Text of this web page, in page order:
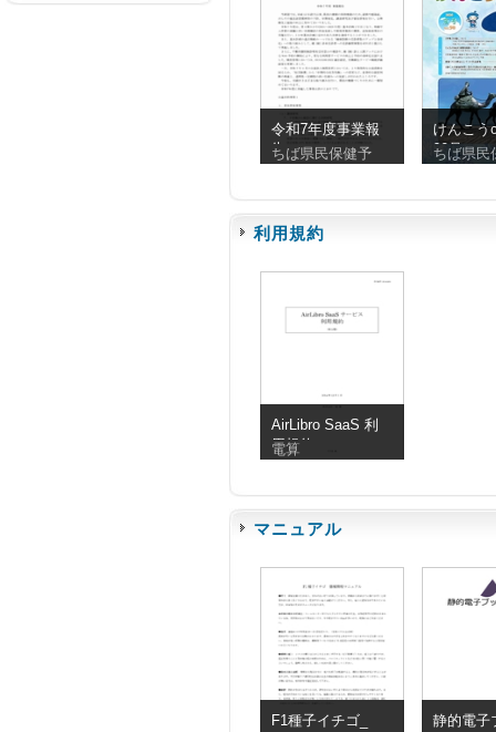
令和7年度事業報
告
ちば県民保健予
けんこ
90号
ちば県民
利用規約
AirLibro SaaS 利
用規約
電算
マニュアル
F1種子イチゴ_
静的電子